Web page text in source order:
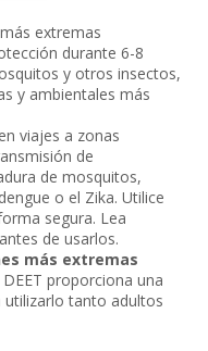
extremas
durante 6-8
y otros insectos,
y ambientales más
viajes a zonas
de
de mosquitos,
o el Zika. Utilice
segura. Lea
de usarlos.
más extremas
proporciona una
utilizarlo tanto adultos